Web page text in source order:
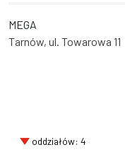
MEGA
Tarnów, ul. Towarowa 11
oddziałów: 4